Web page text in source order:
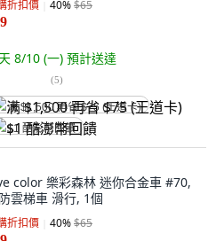
折扣價 40%$65
8/10 (一) 預計送達
(5)
满 $1,500 再省 $75 (王道卡)
$1 酷澎幣回饋
color 樂彩森林 迷你合金車 #70,
雲梯車 滑行, 1個
折扣價 40%$65